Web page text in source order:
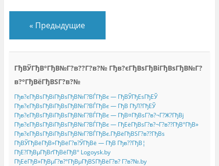
« Предыдущие
ГђВЎГђВ°ГђВ№Г?в??Г?в?№ Гђв?єГђВѕГђВіГђВѕГђВ№Г?
в?°ГђВёГђВЅГ?в?№
Гђв?єГђВѕГђВіГђВѕГђВ№Г?ВЃГђВє — ГђВЎГђЕѕГђЕЎ
Гђв?єГђВѕГђВіГђВѕГђВ№Г?ВЃГђВє — ГђВ ГђЛ?ГђЕЎ
Гђв?єГђВѕГђВіГђВѕГђВ№Г?ВЃГђВє — ГђВ¤ГђВѕГ?в?¬Г?Ж?ГђВј
Гђв?єГђВѕГђВіГђВѕГђВ№Г?ВЃГђВє — ГђЕёГђВѕГ?в?¬Г?в??ГђВ°ГђВ»
Гђв?єГђВѕГђВіГђВѕГђВ№Г?ВЃГђВє.ГђВёГђВЅГ?в??ГђВѕ
ГђВЎГђВёГђВ»ГђВёГ?в?ЎГђВё — ГђВ Гђв??ГђВ¦
ГђЕ?ГђВµГђВґГђВёГђВ° Logoysk.by
ГђЕёГђВ»ГђВµГ?в?°ГђВµГђВЅГђВёГ?в? Г?в?№.by